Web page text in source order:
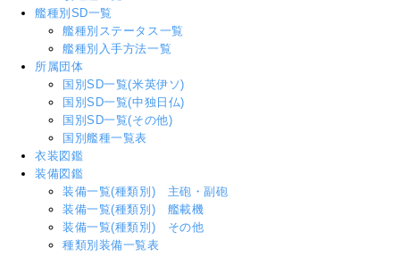
艦種別SD一覧
艦種別ステータス一覧
艦種別入手方法一覧
所属団体
国別SD一覧(米英伊ソ)
国別SD一覧(中独日仏)
国別SD一覧(その他)
国別艦種一覧表
衣装図鑑
装備図鑑
装備一覧(種類別) 主砲・副砲
装備一覧(種類別) 艦載機
装備一覧(種類別) その他
種類別装備一覧表